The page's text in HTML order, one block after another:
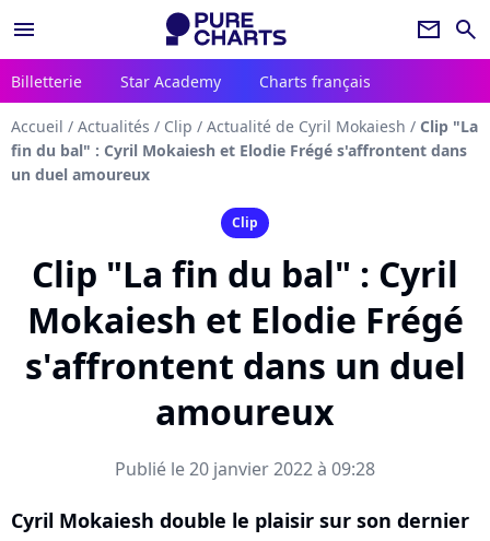
menu newsletter search
Billetterie Star Academy Charts français
Accueil / Actualités / Clip / Actualité de Cyril Mokaiesh / Clip "La
fin du bal" : Cyril Mokaiesh et Elodie Frégé s'affrontent dans
un duel amoureux
Clip
Clip "La fin du bal" : Cyril
Mokaiesh et Elodie Frégé
s'affrontent dans un duel
amoureux
Publié le 20 janvier 2022 à 09:28
Cyril Mokaiesh double le plaisir sur son dernier